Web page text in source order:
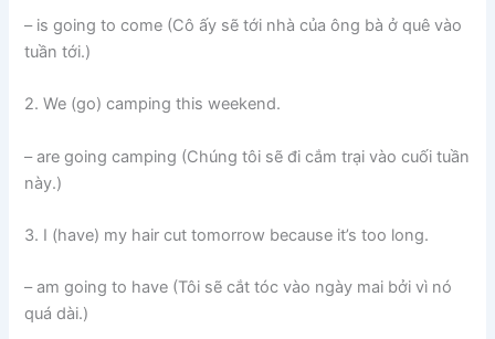
– is going to come (Cô ấy sẽ tới nhà của ông bà ở quê vào
tuần tới.)
2. We (go) camping this weekend.
– are going camping (Chúng tôi sẽ đi cắm trại vào cuối tuần
này.)
3. I (have) my hair cut tomorrow because it’s too long.
– am going to have (Tôi sẽ cắt tóc vào ngày mai bởi vì nó
quá dài.)